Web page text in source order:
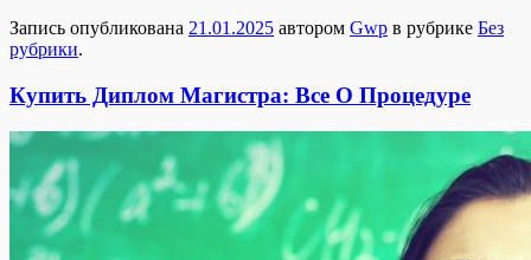
Запись опубликована 21.01.2025 автором Gwp в рубрике Без
рубрики.
Купить Диплом Магистра: Все О Процедуре